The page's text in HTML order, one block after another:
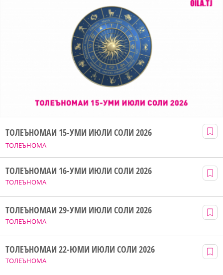
ТОЛЕЪНОМА
ТОЛЕЪНОМАИ 15-УМИ ИЮЛИ СОЛИ 2026
ТОЛЕЪНОМА
ТОЛЕЪНОМАИ 16-УМИ ИЮЛИ СОЛИ 2026
ТОЛЕЪНОМА
ТОЛЕЪНОМАИ 29-УМИ ИЮЛИ СОЛИ 2026
ТОЛЕЪНОМА
ТОЛЕЪНОМАИ 22-ЮМИ ИЮЛИ СОЛИ 2026